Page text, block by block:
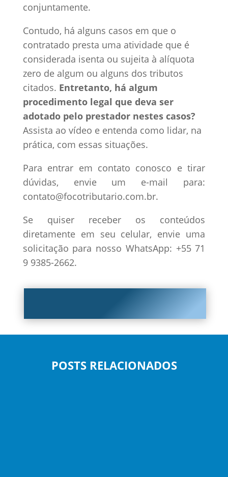
conjuntamente.
Contudo, há alguns casos em que o
contratado presta uma atividade que é
considerada isenta ou sujeita à alíquota
zero de algum ou alguns dos tributos
citados. Entretanto, há algum
procedimento legal que deva ser
adotado pelo prestador nestes casos?
Assista ao vídeo e entenda como lidar, na
prática, com essas situações.
Para entrar em contato conosco e tirar
dúvidas, envie um e-mail para:
contato@focotributario.com.br.
Se quiser receber os conteúdos
diretamente em seu celular, envie uma
solicitação para nosso WhatsApp: +55 71
9 9385-2662.
POSTS RELACIONADOS